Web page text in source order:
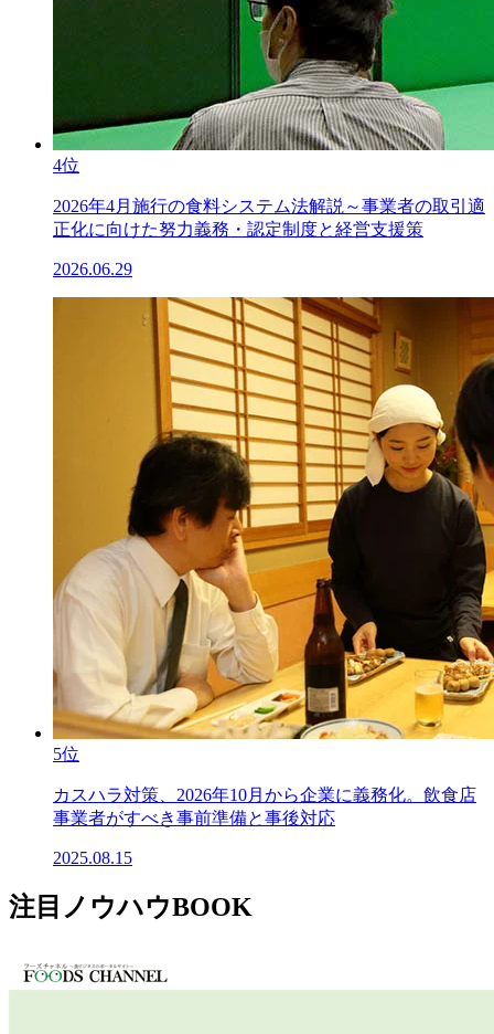
4位
2026年4月施行の食料システム法解説～事業者の取引適
正化に向けた努力義務・認定制度と経営支援策
2026.06.29
5位
カスハラ対策、2026年10月から企業に義務化。飲食店
事業者がすべき事前準備と事後対応
2025.08.15
注目ノウハウBOOK